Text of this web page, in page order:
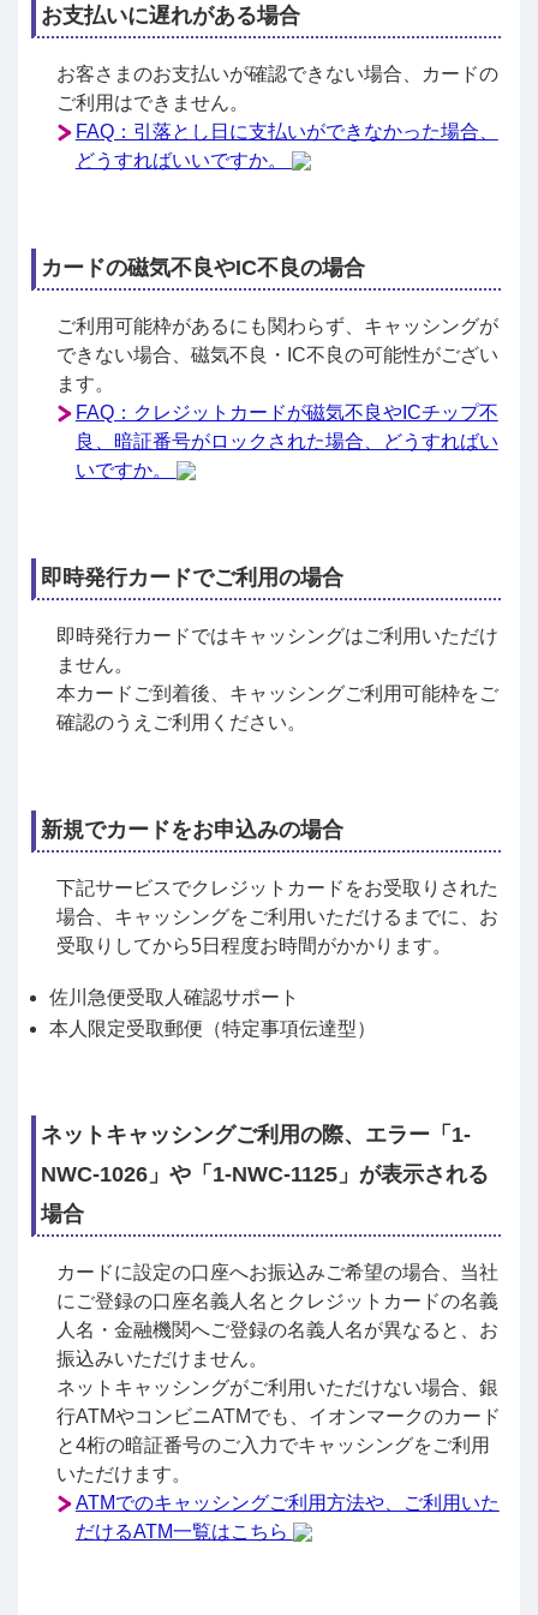
お支払いに遅れがある場合
お客さまのお支払いが確認できない場合、カードの
ご利用はできません。
FAQ：引落とし日に支払いができなかった場合、
どうすればいいですか。
カードの磁気不良やIC不良の場合
ご利用可能枠があるにも関わらず、キャッシングが
できない場合、磁気不良・IC不良の可能性がござい
ます。
FAQ：クレジットカードが磁気不良やICチップ不
良、暗証番号がロックされた場合、どうすればい
いですか。
即時発行カードでご利用の場合
即時発行カードではキャッシングはご利用いただけ
ません。
本カードご到着後、キャッシングご利用可能枠をご
確認のうえご利用ください。
新規でカードをお申込みの場合
下記サービスでクレジットカードをお受取りされた
場合、キャッシングをご利用いただけるまでに、お
受取りしてから5日程度お時間がかかります。
佐川急便受取人確認サポート
本人限定受取郵便（特定事項伝達型）
ネットキャッシングご利用の際、エラー「1-
NWC-1026」や「1-NWC-1125」が表示される
場合
カードに設定の口座へお振込みご希望の場合、当社
にご登録の口座名義人名とクレジットカードの名義
人名・金融機関へご登録の名義人名が異なると、お
振込みいただけません。
ネットキャッシングがご利用いただけない場合、銀
行ATMやコンビニATMでも、イオンマークのカード
と4桁の暗証番号のご入力でキャッシングをご利用
いただけます。
ATMでのキャッシングご利用方法や、ご利用いた
だけるATM一覧はこちら